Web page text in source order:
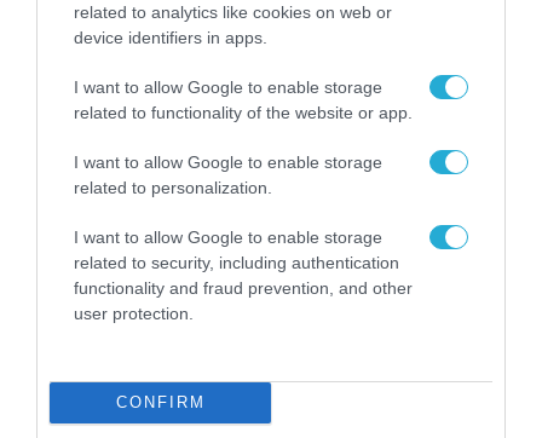
related to analytics like cookies on web or
device identifiers in apps.
I want to allow Google to enable storage
related to functionality of the website or app.
I want to allow Google to enable storage
related to personalization.
I want to allow Google to enable storage
related to security, including authentication
functionality and fraud prevention, and other
user protection.
CONFIRM
06.08.2026 | 09:03
«Οι εντελώς αθώοι»: Η ανάρτηση του Αρκά για
Αττικής (φωτο)